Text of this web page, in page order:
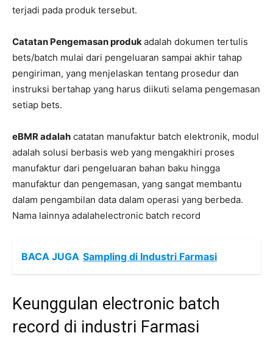
terjadi pada produk tersebut.
Catatan Pengemasan produk adalah dokumen tertulis
bets/batch mulai dari pengeluaran sampai akhir tahap
pengiriman, yang menjelaskan tentang prosedur dan
instruksi bertahap yang harus diikuti selama pengemasan
setiap bets.
eBMR adalah catatan manufaktur batch elektronik, modul
adalah solusi berbasis web yang mengakhiri proses
manufaktur dari pengeluaran bahan baku hingga
manufaktur dan pengemasan, yang sangat membantu
dalam pengambilan data dalam operasi yang berbeda.
Nama lainnya adalahelectronic batch record
BACA JUGA Sampling di Industri Farmasi
Keunggulan electronic batch
record di industri Farmasi